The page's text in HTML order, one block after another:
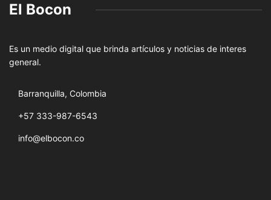
El Bocon
Es un medio digital que brinda artículos y noticias de interes
general.
Barranquilla, Colombia
+57 333-987-6543
info@elbocon.co